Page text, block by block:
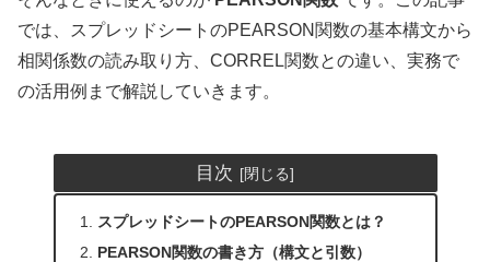
では、スプレッドシートのPEARSON関数の基本構文から
相関係数の読み取り方、CORREL関数との違い、実務で
の活用例まで解説していきます。
目次
スプレッドシートのPEARSON関数とは？
PEARSON関数の書き方（構文と引数）